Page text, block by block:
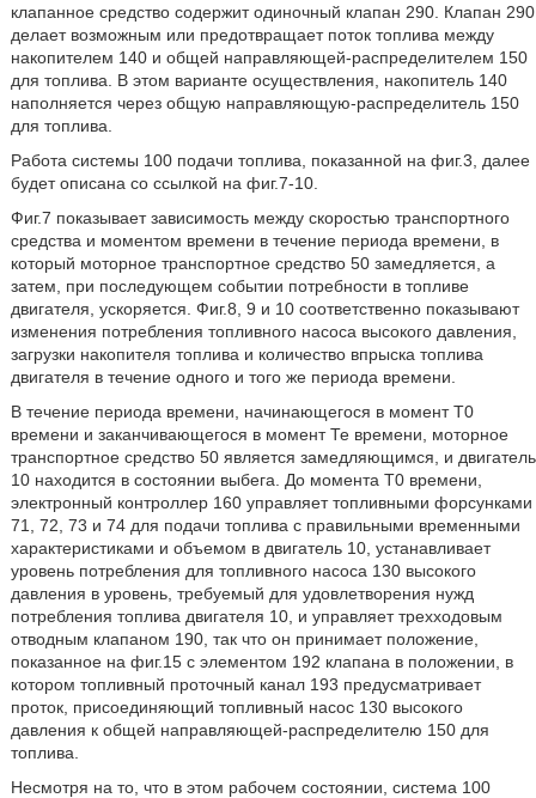
клапанное средство содержит одиночный клапан 290. Клапан 290
делает возможным или предотвращает поток топлива между
накопителем 140 и общей направляющей-распределителем 150
для топлива. В этом варианте осуществления, накопитель 140
наполняется через общую направляющую-распределитель 150
для топлива.
Работа системы 100 подачи топлива, показанной на фиг.3, далее
будет описана со ссылкой на фиг.7-10.
Фиг.7 показывает зависимость между скоростью транспортного
средства и моментом времени в течение периода времени, в
который моторное транспортное средство 50 замедляется, а
затем, при последующем событии потребности в топливе
двигателя, ускоряется. Фиг.8, 9 и 10 соответственно показывают
изменения потребления топливного насоса высокого давления,
загрузки накопителя топлива и количество впрыска топлива
двигателя в течение одного и того же периода времени.
В течение периода времени, начинающегося в момент Т0
времени и заканчивающегося в момент Те времени, моторное
транспортное средство 50 является замедляющимся, и двигатель
10 находится в состоянии выбега. До момента Т0 времени,
электронный контроллер 160 управляет топливными форсунками
71, 72, 73 и 74 для подачи топлива с правильными временными
характеристиками и объемом в двигатель 10, устанавливает
уровень потребления для топливного насоса 130 высокого
давления в уровень, требуемый для удовлетворения нужд
потребления топлива двигателя 10, и управляет трехходовым
отводным клапаном 190, так что он принимает положение,
показанное на фиг.15 с элементом 192 клапана в положении, в
котором топливный проточный канал 193 предусматривает
проток, присоединяющий топливный насос 130 высокого
давления к общей направляющей-распределителю 150 для
топлива.
Несмотря на то, что в этом рабочем состоянии, система 100